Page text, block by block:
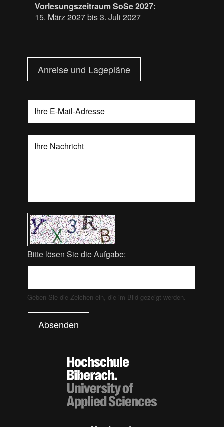
Vorlesungszeitraum SoSe 2027:
15. März 2027 bis 3. Juli 2027
Anreise und Lagepläne
Bitte lösen Sie die Aufgabe:
Geben Sie die Zeichen ein, die im Bild gezeigt werden.
Absenden